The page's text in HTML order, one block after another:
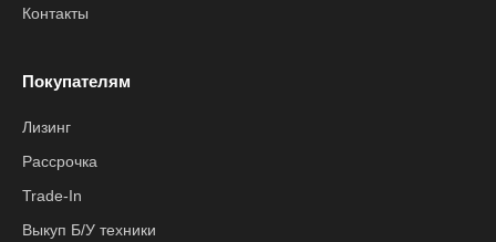
Контакты
Покупателям
Лизинг
Рассрочка
Trade-In
Выкуп Б/У техники